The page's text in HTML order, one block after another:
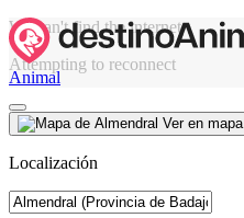
Animal
We can't find the internet
Attempting to reconnect
Ver en mapa
Localización